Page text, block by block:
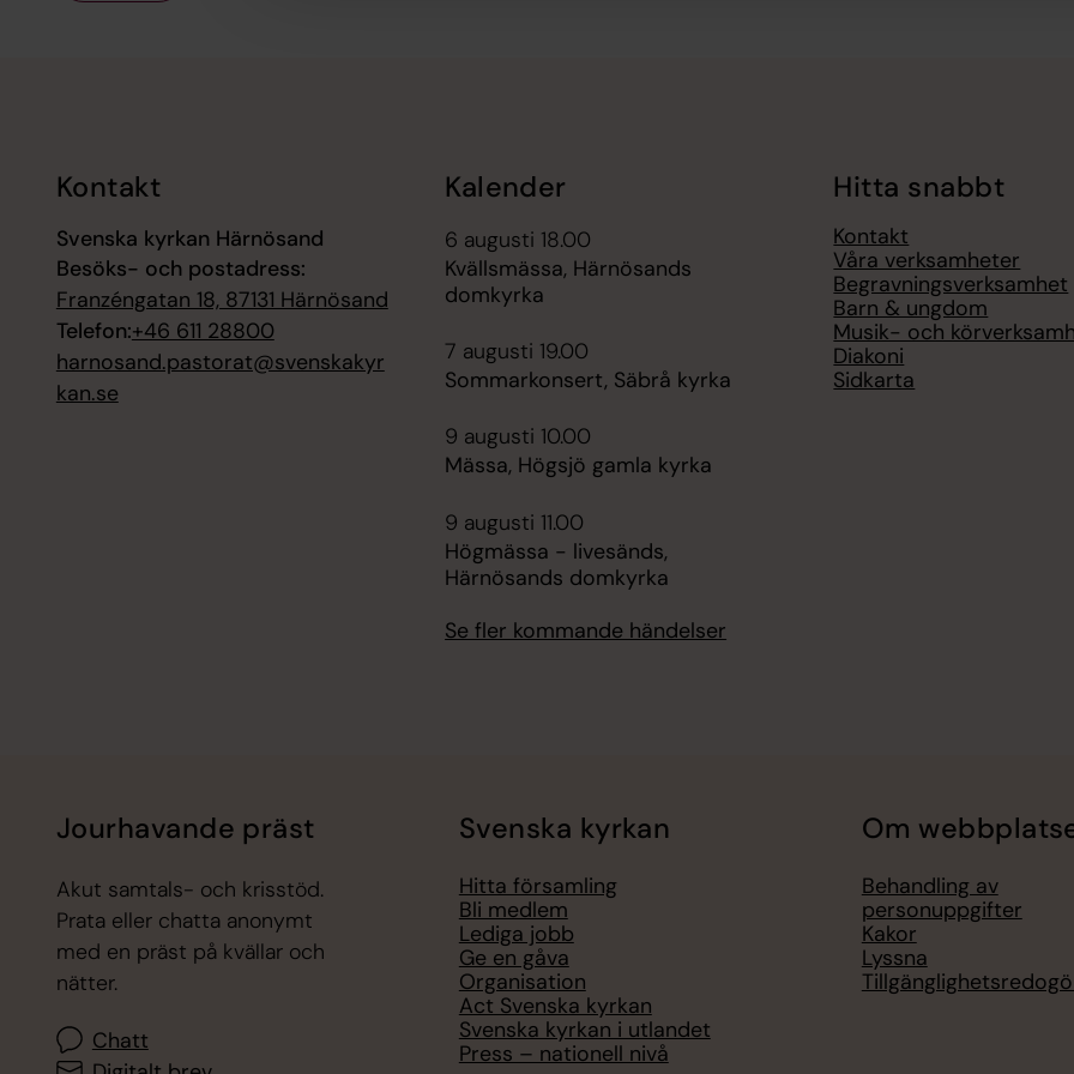
Kontakt
Svenska kyrkan Härnösand
Besöks- och postadress:
Franzéngatan 18, 87131 Härnösand
Telefon:+46 611 28800
harnosand.pastorat@svenskakyr
kan.se
Kalender
6 augusti 18.00
Kvällsmässa, Härnösands
domkyrka
7 augusti 19.00
Sommarkonsert, Säbrå kyrka
9 augusti 10.00
Mässa, Högsjö gamla kyrka
9 augusti 11.00
Högmässa - livesänds,
Härnösands domkyrka
Se fler kommande händelser
Hitta snabbt
Kontakt
Våra verksamheter
Begravningsverksamhet
Barn & ungdom
Musik- och
Diakoni
Sidkarta
Jourhavande präst
Akut samtals- och krisstöd.
Prata eller chatta anonymt
med en präst på kvällar och
nätter.
Chatt
Svenska kyrkan
Hitta församling
Bli medlem
Lediga jobb
Ge en gåva
Organisation
Act Svenska kyrkan
Svenska kyrkan i utlandet
Press – nationell nivå
Om
Behandling av
personuppgifter
Kakor
Lyssna